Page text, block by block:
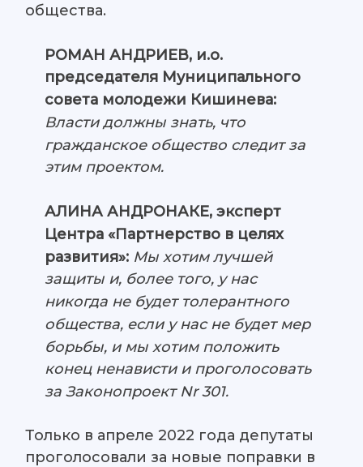
общества.
РОМАН АНДРИЕВ, и.о.
председателя Муниципального
совета молодежи Кишинева:
Власти должны знать, что
гражданское общество следит за
этим проектом.
АЛИНА АНДРОНАКЕ, эксперт
Центра «Партнерство в целях
развития»: Мы хотим лучшей
защиты и, более того, у нас
никогда не будет толерантного
общества, если у нас не будет мер
борьбы, и мы хотим положить
конец ненависти и проголосовать
за Законопроект Nr 301.
Только в апреле 2022 года депутаты
проголосовали за новые поправки в